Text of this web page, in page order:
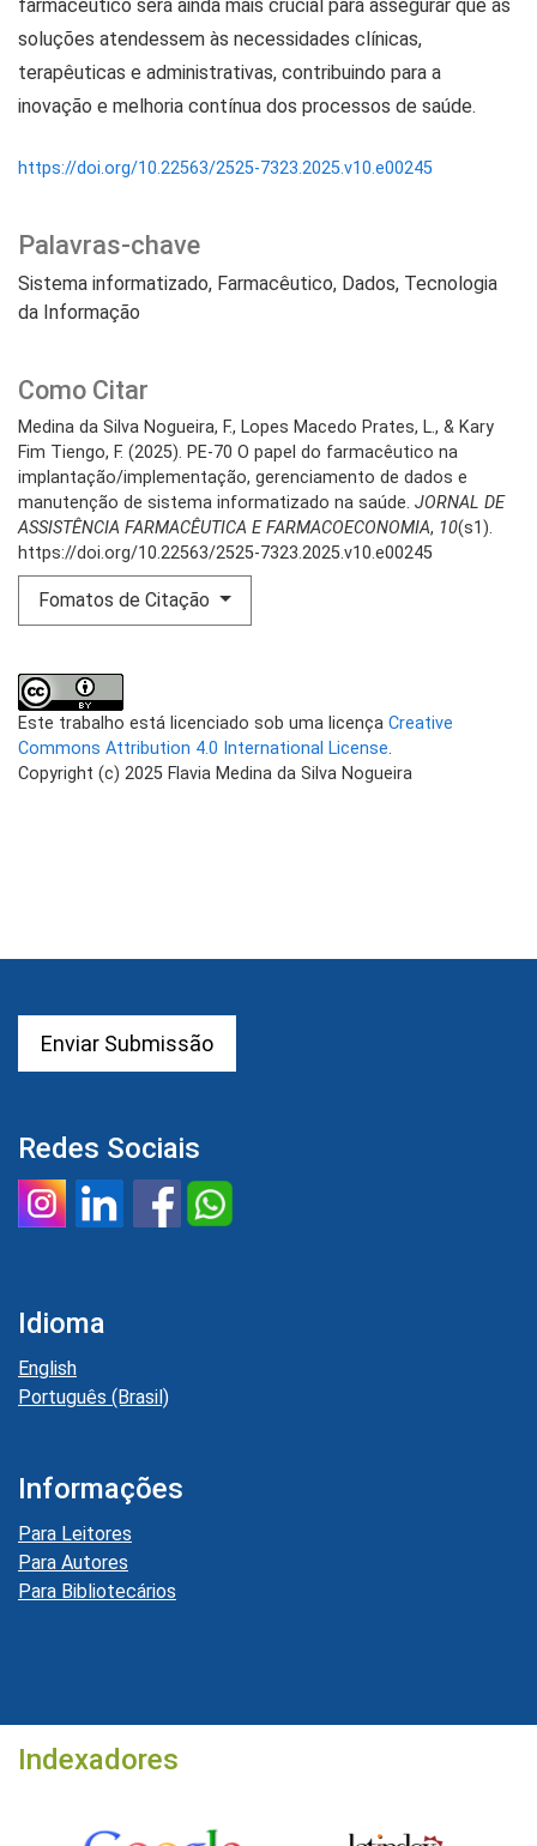
Palavras-chave
Sistema informatizado Farmacêutico Dados Tecnologia
da Informação
Como Citar
Medina da Silva Nogueira, F., Lopes Macedo Prates, L., & Kary
Fim Tiengo, F. (2025). PE-70 O papel do farmacêutico na
implantação/implementação, gerenciamento de dados e
manutenção de sistema informatizado na saúde. JORNAL DE
ASSISTÊNCIA FARMACÊUTICA E FARMACOECONOMIA, 10(s1).
https://doi.org/10.22563/2525-7323.2025.v10.e00245
Fomatos de Citação
farmacêutico será ainda mais crucial para assegurar que as
soluções atendessem às necessidades clínicas,
terapêuticas e administrativas, contribuindo para a
inovação e melhoria contínua dos processos de saúde.
https://doi.org/10.22563/2525-7323.2025.v10.e00245
Este trabalho está licenciado sob uma licença Creative
Commons Attribution 4.0 International License.
Copyright (c) 2025 Flavia Medina da Silva Nogueira
Enviar Submissão
Redes Sociais
Idioma
English
Português (Brasil)
Informações
Para Leitores
Para Autores
Para Bibliotecários
Indexadores